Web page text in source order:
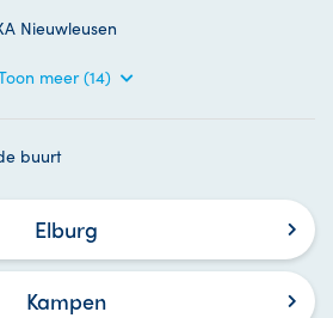
Nieuwleusen
meer (14)
buurt
Elburg
Kampen